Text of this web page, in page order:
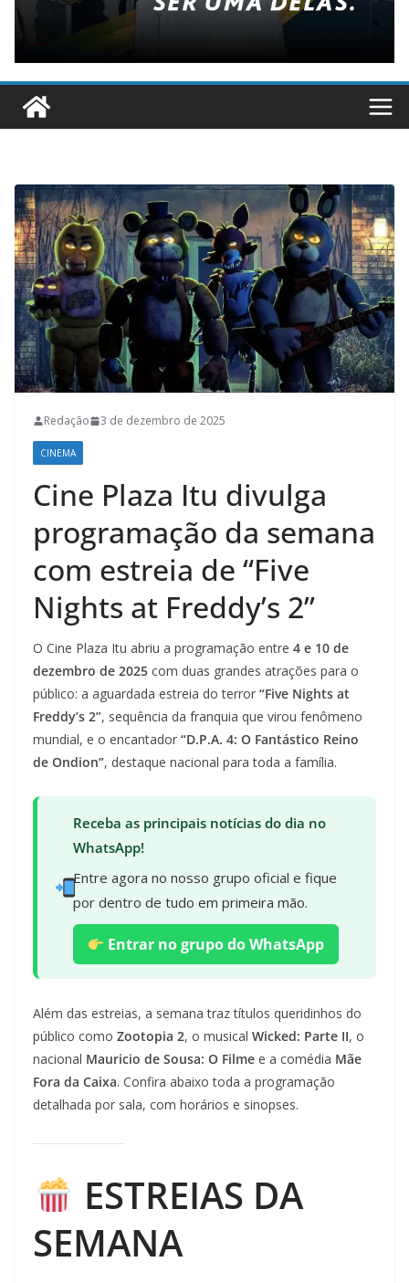
Redação 3 de dezembro de 2025
CINEMA
Cine Plaza Itu divulga
programação da semana
com estreia de “Five
Nights at Freddy’s 2”
O Cine Plaza Itu abriu a programação entre 4 e 10 de
dezembro de 2025 com duas grandes atrações para o
público: a aguardada estreia do terror “Five Nights at
Freddy’s 2”, sequência da franquia que virou fenômeno
mundial, e o encantador “D.P.A. 4: O Fantástico Reino
de Ondion”, destaque nacional para toda a família.
Receba as principais notícias do dia no
WhatsApp!
Entre agora no nosso grupo oficial e fique
por dentro de tudo em primeira mão.
Entrar no grupo do WhatsApp
Além das estreias, a semana traz títulos queridinhos do
público como Zootopia 2, o musical Wicked: Parte II, o
nacional Mauricio de Sousa: O Filme e a comédia Mãe
Fora da Caixa. Confira abaixo toda a programação
detalhada por sala, com horários e sinopses.
ESTREIAS DA
SEMANA